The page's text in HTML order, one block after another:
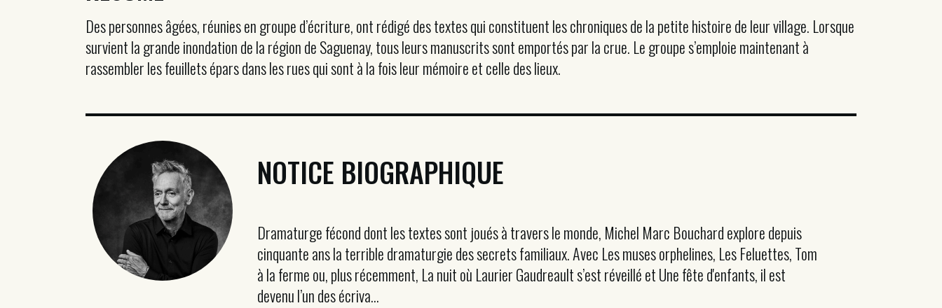
Des personnes âgées, réunies en groupe d’écriture, ont rédigé des textes qui constituent les chroniques de la petite histoire de leur village. Lorsque
survient la grande inondation de la région de Saguenay, tous leurs manuscrits sont emportés par la crue. Le groupe s’emploie maintenant à
rassembler les feuillets épars dans les rues qui sont à la fois leur mémoire et celle des lieux.
NOTICE BIOGRAPHIQUE
Dramaturge fécond dont les textes sont joués à travers le monde, Michel Marc Bouchard explore depuis
cinquante ans la terrible dramaturgie des secrets familiaux. Avec Les muses orphelines, Les Feluettes, Tom
à la ferme ou, plus récemment, La nuit où Laurier Gaudreault s’est réveillé et Une fête d'enfants, il est
devenu l’un des écriva...